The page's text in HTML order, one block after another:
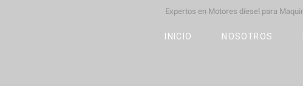
Expertos en Motores díesel para
INICIO NOSOTROS